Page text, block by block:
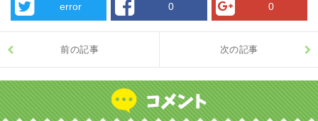
error 0 0
前の記事 次の記事